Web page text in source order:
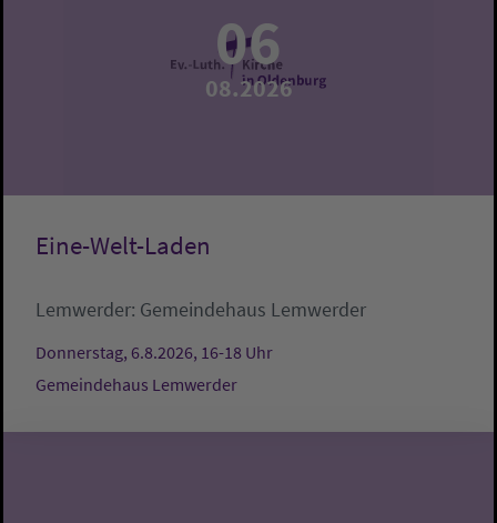
06
08.2026
Eine-Welt-Laden
Lemwerder: Gemeindehaus Lemwerder
Donnerstag, 6.8.2026, 16-18 Uhr
Gemeindehaus Lemwerder